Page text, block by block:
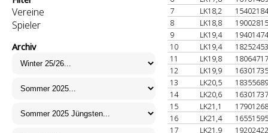
Vereine
Spieler
Archiv
7
LK18,2
8
LK18,8
9
LK19,4
10
LK19,4
11
LK19,8
12
LK19,9
13
LK20,5
14
LK20,6
15
LK21,1
16
LK21,4
17
LK21,9